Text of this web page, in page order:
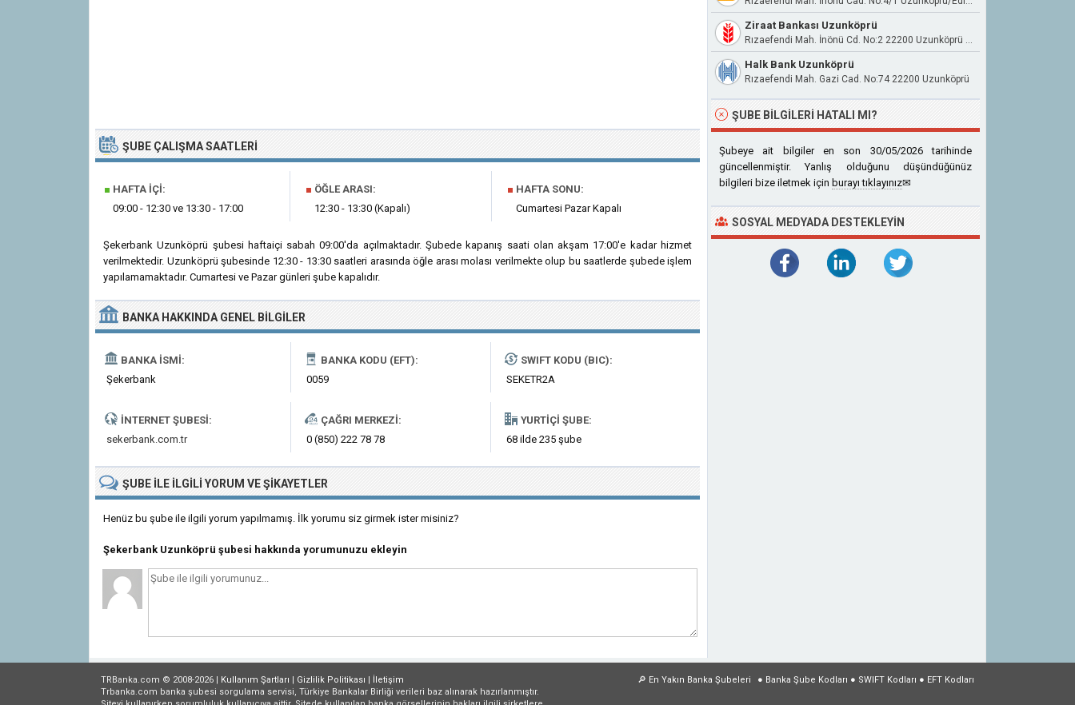
ŞUBE ÇALIŞMA SAATLERI
■ HAFTA İÇI:
09:00 - 12:30 ve 13:30 - 17:00
■ ÖĞLE ARASI:
12:30 - 13:30 (Kapalı)
■ HAFTA SONU:
Cumartesi Pazar Kapalı
Şekerbank Uzunköprü şubesi haftaiçi sabah 09:00'da açılmaktadır. Şubede kapanış saati olan akşam 17:00'e kadar hizmet
verilmektedir. Uzunköprü şubesinde 12:30 - 13:30 saatleri arasında öğle arası molası verilmekte olup bu saatlerde şubede işlem
yapılamamaktadır. Cumartesi ve Pazar günleri şube kapalıdır.
BANKA HAKKINDA GENEL BILGILER
BANKA İSMI:
Şekerbank
BANKA KODU (EFT):
0059
SWIFT KODU (BIC):
SEKETR2A
İNTERNET ŞUBESI:
sekerbank.com.tr
ÇAĞRI MERKEZI:
0 (850) 222 78 78
YURTIÇI ŞUBE:
68 ilde 235 şube
ŞUBE ILE İLGILIYORUM VE ŞIKAYETLER
Henüz bu şube ile ilgili yorum yapılmamış. İlk yorumu siz girmek ister misiniz?
Şekerbank Uzunköprü şubesi hakkında yorumunuzu ekleyin
Ziraat Bankası Uzunköprü
Rızaefendi Mah. İnönü Cd. No:2 22200 Uzunköprü Edirne
Halk Bank Uzunköprü
Rızaefendi Mah. Gazi Cad. No:74 22200 Uzunköprü
ŞUBE BILGILERI HATALI MI?
Şubeye ait bilgiler en son 30/05/2026 tarihinde
güncellenmiştir. Yanlış olduğunu düşündüğünüz
bilgileri bize iletmek için burayı tıklayınız✉
SOSYAL MEDYADA DESTEKLEYIN
● Banka Şube Kodları ● SWIFT Kodları ● EFT Kodları
🔎 En Yakın Banka Şubeleri
TRBanka.com © 2008-2026 | Kullanım Şartları | Gizlilik Politikası | İletişim
Trbanka.com banka şubesi sorgulama servisi, Türkiye Bankalar Birliği verileri baz alınarak hazırlanmıştır.